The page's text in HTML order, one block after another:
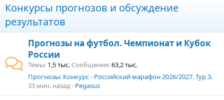
Конкурсы прогнозов и обсуждение
результатов
Прогнозы на футбол. Чемпионат и Кубок
России
Темы 1,5 тыс. Сообщения 63,2 тыс.
Прогнозы: Конкурс - Российский марафон 2026/2027. Тур 3.
33 мин. назад Pegasus